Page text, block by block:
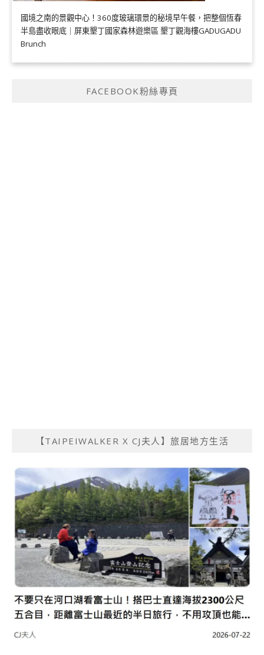
國境之南的景觀中心！360度玻璃環景的秘境早午餐，把整個恆春
半島盡收眼底｜屏東墾丁國家森林遊樂區 墾丁觀海樓GADUGADU
Brunch
FACEBOOK粉絲專頁
【TAIPEIWALKER X CJ夫人】旅居地方生活